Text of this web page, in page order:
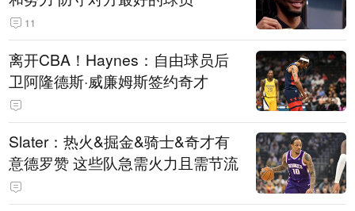
11
离开CBA！Haynes：自由球员后
卫阿隆德斯·威廉姆斯签约奇才
Slater：热火&掘金&骑士&奇才有
意德罗赞 这些队急需火力且需节流